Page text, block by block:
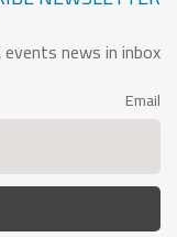
news in inbox.
Email